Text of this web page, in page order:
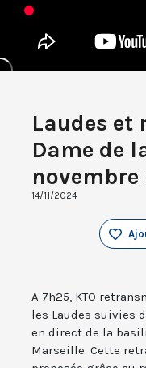
Laudes et
Dame de
novembre
14/11/2024
A 7h25, KTO
les Laudes suivies
en direct de la
Marseille. Cette